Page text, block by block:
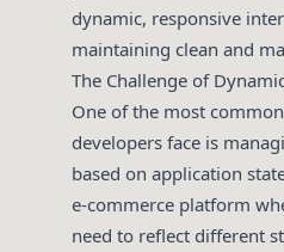
dynamic, responsive
maintaining clean and
The Challenge of
One of the most
developers face is
based on application
e-commerce platform
need to reflect different